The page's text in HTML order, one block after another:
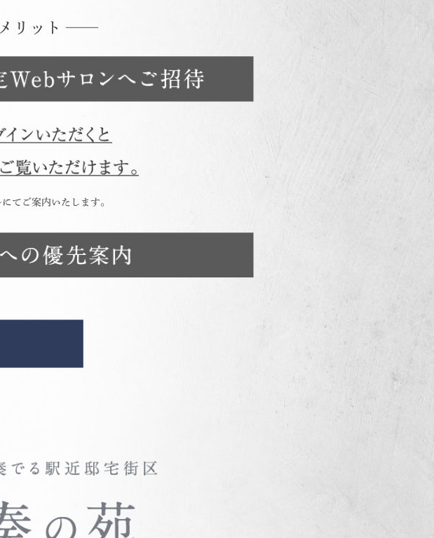
リット ──
てご案内いたします。